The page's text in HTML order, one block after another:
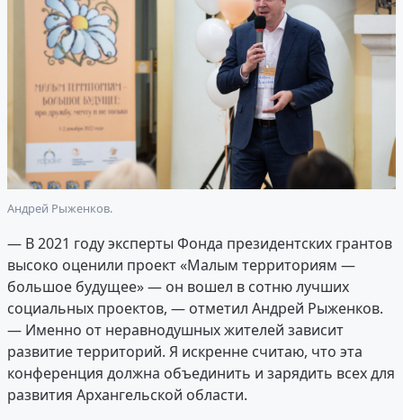
Андрей Рыженков.
— В 2021 году эксперты Фонда президентских грантов
высоко оценили проект «Малым территориям —
большое будущее» — он вошел в сотню лучших
социальных проектов, — отметил Андрей Рыженков.
— Именно от неравнодушных жителей зависит
развитие территорий. Я искренне считаю, что эта
конференция должна объединить и зарядить всех для
развития Архангельской области.